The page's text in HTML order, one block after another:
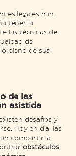
legales han
tener la
las técnicas de
de
pleno de sus
de las
asistida
desafíos y
Hoy en día, las
compartir la
obstáculos